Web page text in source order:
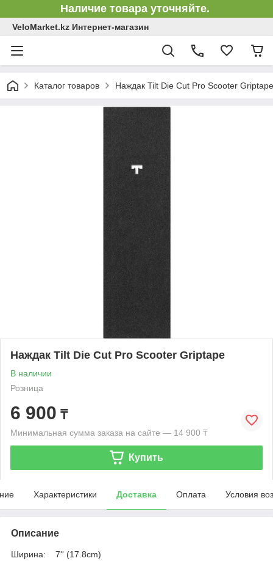
Наличие товара уточняйте.
VeloMarket.kz Интернет-магазин
Каталог товаров Наждак Tilt Die Cut Pro Scooter Griptape
Наждак Tilt Die Cut Pro Scooter Griptape
В наличии
Розница
6 900 ₸
Минимальная сумма заказа на сайте — 14 900 ₸
Купить
Характеристики Доставка Оплата Условия
Описание
Ширина: 7'' (17.8cm)